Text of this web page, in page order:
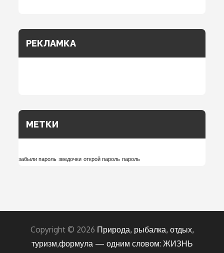
РЕКЛАМКА
МЕТКИ
забыли пароль зведочки открой пароль пароль
Copyright © 2026 Природа, рыбалка, отдых,
туризм,формула — одним словом: ЖИЗНЬ